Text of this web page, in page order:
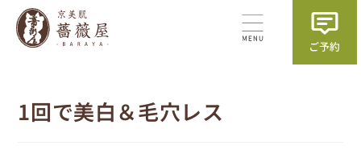
1回で美白＆毛穴レス